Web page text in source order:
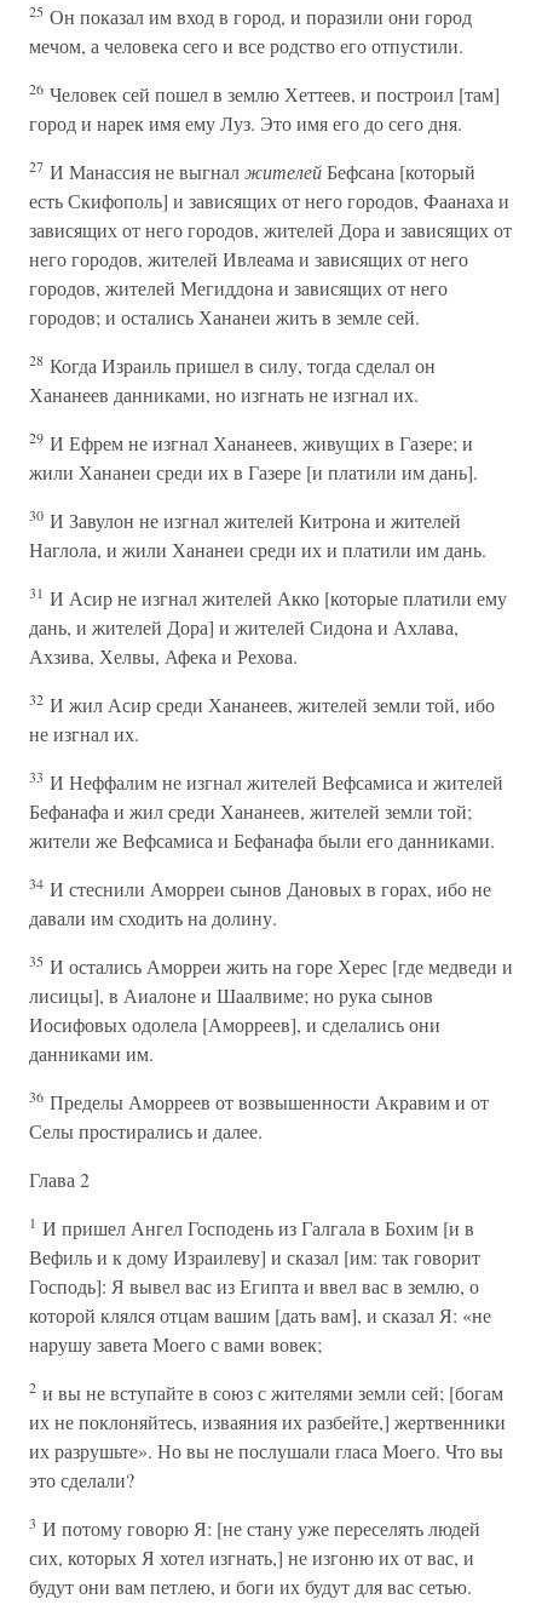
25 Он показал им вход в город, и поразили они город
мечом, а человека сего и все родство его отпустили.
26 Человек сей пошел в землю Хеттеев, и построил [там]
город и нарек имя ему Луз. Это имя его до сего дня.
27 И Манассия не выгналжителейБефсана [который
есть Скифополь] и зависящих от него городов, Фаанаха и
зависящих от него городов, жителей Дора и зависящих от
него городов, жителей Ивлеама и зависящих от него
городов, жителей Мегиддона и зависящих от него
городов; и остались Хананеи жить в земле сей.
28 Когда Израиль пришел в силу, тогда сделал он
Хананеев данниками, но изгнать не изгнал их.
29 И Ефрем не изгнал Хананеев, живущих в Газере; и
жили Хананеи среди их в Газере [и платили им дань].
30 И Завулон не изгнал жителей Китрона и жителей
Наглола, и жили Хананеи среди их и платили им дань.
31 И Асир не изгнал жителей Акко [которые платили ему
дань, и жителей Дора] и жителей Сидона и Ахлава,
Ахзива, Хелвы, Афека и Рехова.
32 И жил Асир среди Хананеев, жителей земли той, ибо
не изгнал их.
33 И Неффалим не изгнал жителей Вефсамиса и жителей
Бефанафа и жил среди Хананеев, жителей земли той;
жители же Вефсамиса и Бефанафа были его данниками.
34 И стеснили Аморреи сынов Дановых в горах, ибо не
давали им сходить на долину.
35 И остались Аморреи жить на горе Херес [где медведи и
лисицы], в Аиалоне и Шаалвиме; но рука сынов
Иосифовых одолела [Аморреев], и сделались они
данниками им.
36 Пределы Аморреев от возвышенности Акравим и от
Селы простирались и далее.
Глава 2
1 И пришел Ангел Господень из Галгала в Бохим [и в
Вефиль и к дому Израилеву] и сказал [им: так говорит
Господь]: Я вывел вас из Египта и ввел вас в землю, о
которой клялся отцам вашим [дать вам], и сказал Я: «не
нарушу завета Моего с вами вовек;
2 и вы не вступайте в союз с жителями земли сей; [богам
их не поклоняйтесь, изваяния их разбейте,] жертвенники
их разрушьте». Но вы не послушали гласа Моего. Что вы
это сделали?
3 И потому говорю Я: [не стану уже переселять людей
сих, которых Я хотел изгнать,] не изгоню их от вас, и
будут они вам петлею, и боги их будут для вас сетью.